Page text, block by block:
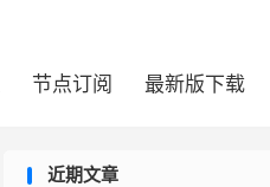
节点订阅 最新版下载
近期文章